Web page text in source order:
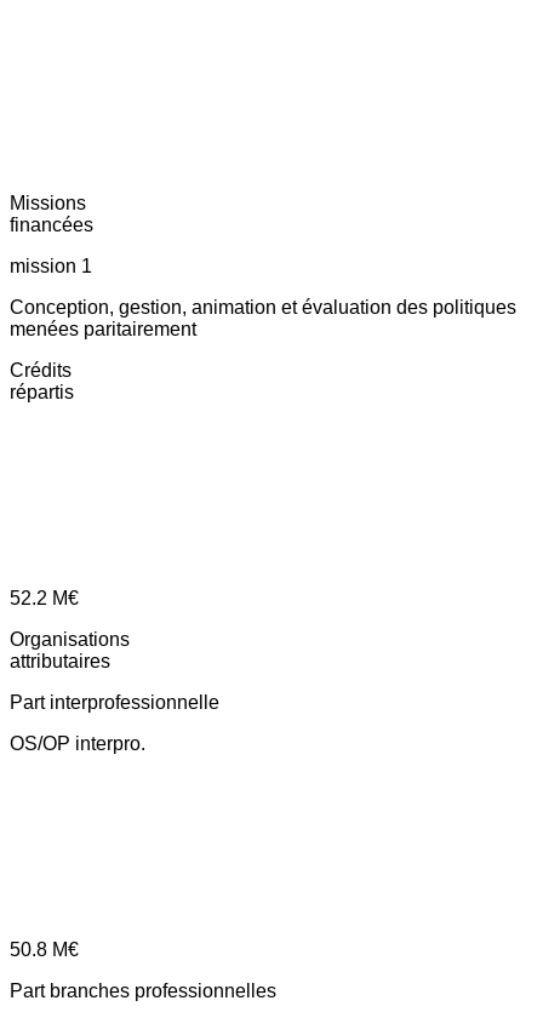
Missions
financées
mission 1
Conception, gestion, animation et évaluation des politiques
menées paritairement
Crédits
répartis
52.2 M€
Organisations
attributaires
Part interprofessionnelle
OS/OP interpro.
50.8 M€
Part branches professionnelles